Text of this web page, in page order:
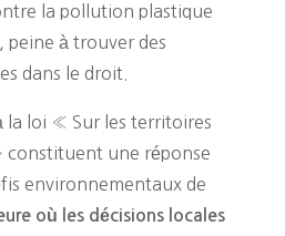
la pollution plastique
à trouver des
dans le droit.
la loi « Sur les territoires
constituent une réponse
environnementaux de
où les décisions locales